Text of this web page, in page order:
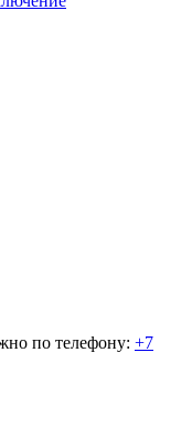
по телефону: +7